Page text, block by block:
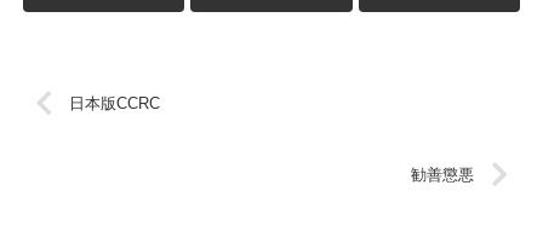
日本版CCRC
勧善懲悪